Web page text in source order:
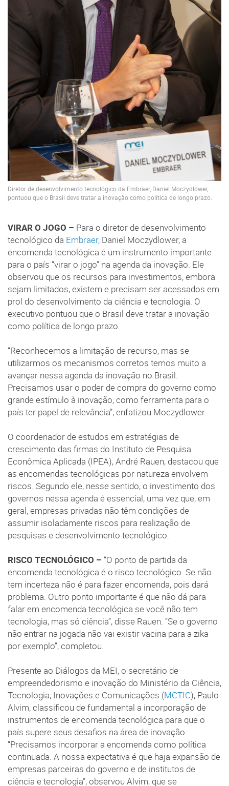
Diretor de desenvolvimento tecnológico da Embraer, Daniel Moczydlower,
pontuou que o Brasil deve tratar a inovação como política de longo prazo.
VIRAR O JOGO – Para o diretor de desenvolvimento
tecnológico da Embraer, Daniel Moczydlower, a
encomenda tecnológica é um instrumento importante
para o país “virar o jogo” na agenda da inovação. Ele
observou que os recursos para investimentos, embora
sejam limitados, existem e precisam ser acessados em
prol do desenvolvimento da ciência e tecnologia. O
executivo pontuou que o Brasil deve tratar a inovação
como política de longo prazo.
“Reconhecemos a limitação de recurso, mas se
utilizarmos os mecanismos corretos temos muito a
avançar nessa agenda da inovação no Brasil.
Precisamos usar o poder de compra do governo como
grande estímulo à inovação, como ferramenta para o
país ter papel de relevância”, enfatizou Moczydlower.
O coordenador de estudos em estratégias de
crescimento das firmas do Instituto de Pesquisa
Econômica Aplicada (IPEA), André Rauen, destacou que
as encomendas tecnológicas por natureza envolvem
riscos. Segundo ele, nesse sentido, o investimento dos
governos nessa agenda é essencial, uma vez que, em
geral, empresas privadas não têm condições de
assumir isoladamente riscos para realização de
pesquisas e desenvolvimento tecnológico.
RISCO TECNOLÓGICO – “O ponto de partida da
encomenda tecnológica é o risco tecnológico. Se não
tem incerteza não é para fazer encomenda, pois dará
problema. Outro ponto importante é que não dá para
falar em encomenda tecnológica se você não tem
tecnologia, mas só ciência”, disse Rauen. “Se o governo
não entrar na jogada não vai existir vacina para a zika
por exemplo”, completou.
Presente ao Diálogos da MEI, o secretário de
empreendedorismo e inovação do Ministério da Ciência,
Tecnologia, Inovações e Comunicações (MCTIC), Paulo
Alvim, classificou de fundamental a incorporação de
instrumentos de encomenda tecnológica para que o
país supere seus desafios na área de inovação.
“Precisamos incorporar a encomenda como política
continuada. A nossa expectativa é que haja expansão de
empresas parceiras do governo e de institutos de
ciência e tecnologia”, observou Alvim, que se